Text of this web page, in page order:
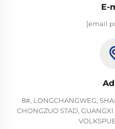
E-
[email
8#, LONGCHANGWEG,
CHONGZUO STAD,